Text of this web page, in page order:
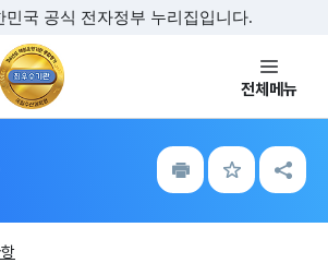
주메뉴 바로가기
본문내용 바로가기
민국 공식 전자정부 누리집입니다.
전체메뉴
인
쇄
즐
겨
공
유